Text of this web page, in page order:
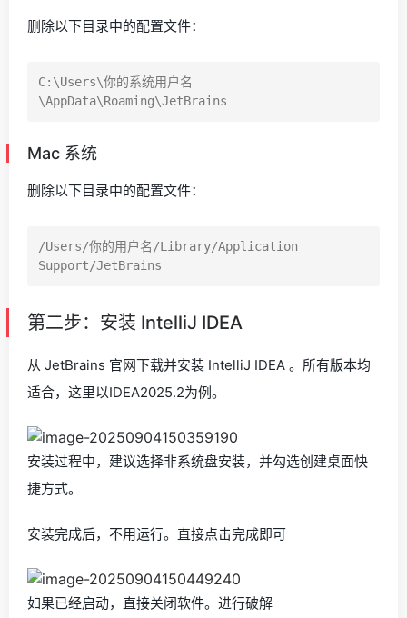
删除以下目录中的配置文件：
C:\Users\你的系统用户名
Mac 系统
删除以下目录中的配置文件：
/Users/你的用户名/Library/Application
第二步：安装 IntelliJ IDEA
从 JetBrains 官网下载并安装 IntelliJ IDEA 。所有版本均
适合，这里以IDEA2025.2为例。
安装过程中，建议选择非系统盘安装，并勾选创建桌面快
捷方式。
安装完成后，不用运行。直接点击完成即可
如果已经启动，直接关闭软件。进行破解